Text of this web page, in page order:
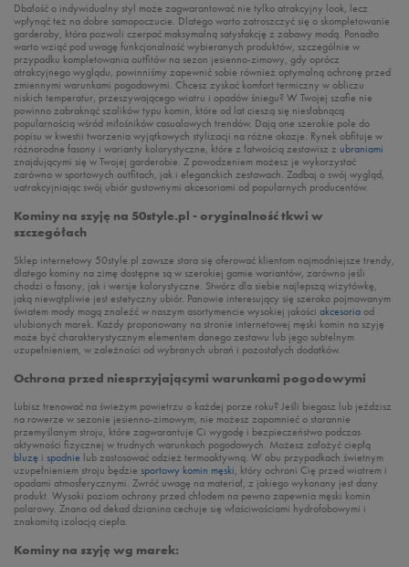
Dbałość o indywidualny styl może zagwarantować nie tylko atrakcyjny look, lecz
wpłynąć też na dobre samopoczucie. Dlatego warto zatroszczyć się o skompletowanie
garderoby, która pozwoli czerpać maksymalną satysfakcję z zabawy modą. Ponadto
warto wziąć pod uwagę funkcjonalność wybieranych produktów, szczególnie w
przypadku kompletowania outfitów na sezon jesienno-zimowy, gdy oprócz
atrakcyjnego wyglądu, powinniśmy zapewnić sobie również optymalną ochronę przed
zmiennymi warunkami pogodowymi. Chcesz zyskać komfort termiczny w obliczu
niskich temperatur, przeszywającego wiatru i opadów śniegu? W Twojej szafie nie
powinno zabraknąć szalików typu komin, które od lat cieszą się niesłabnącą
popularnością wśród miłośników casualowych trendów. Dają one szerokie pole do
popisu w kwestii tworzenia wyjątkowych stylizacji na różne okazje. Rynek obfituje w
różnorodne fasony i warianty kolorystyczne, które z łatwością zestawisz z ubraniami
znajdującymi się w Twojej garderobie. Z powodzeniem możesz je wykorzystać
zarówno w sportowych outfitach, jak i eleganckich zestawach. Zadbaj o swój wygląd,
uatrakcyjniając swój ubiór gustownymi akcesoriami od popularnych producentów.
Kominy na szyję na 50style.pl - oryginalność tkwi w
szczegółach
Sklep internetowy 50style.pl zawsze stara się oferować klientom najmodniejsze trendy,
dlatego kominy na zimę dostępne są w szerokiej gamie wariantów, zarówno jeśli
chodzi o fasony, jak i wersje kolorystyczne. Stwórz dla siebie najlepszą wizytówkę,
jaką niewątpliwie jest estetyczny ubiór. Panowie interesujący się szeroko pojmowanym
światem mody mogą znaleźć w naszym asortymencie wysokiej jakości akcesoriaod
ulubionych marek. Każdy proponowany na stronie internetowej męski komin na szyję
może być charakterystycznym elementem danego zestawu lub jego subtelnym
uzupełnieniem, w zależności od wybranych ubrań i pozostałych dodatków.
Ochrona przed niesprzyjającymi warunkami pogodowymi
Lubisz trenować na świeżym powietrzu o każdej porze roku? Jeśli biegasz lub jeździsz
na rowerze w sezonie jesienno-zimowym, nie możesz zapomnieć o starannie
przemyślanym stroju, które zagwarantuje Ci wygodę i bezpieczeństwo podczas
aktywności fizycznej w trudnych warunkach pogodowych. Możesz założyć ciepłą
bluzę i spodnie lub zastosować odzież termoaktywną. W obu przypadkach świetnym
uzupełnieniem stroju będzie sportowy komin męski, który ochroni Cię przed wiatrem i
opadami atmosferycznymi. Zwróć uwagę na materiał, z jakiego wykonany jest dany
produkt. Wysoki poziom ochrony przed chłodem na pewno zapewnia męski komin
polarowy. Znana od dekad dzianina cechuje się właściwościami hydrofobowymi i
znakomitą izolacją ciepła.
Kominy na szyję wg marek: